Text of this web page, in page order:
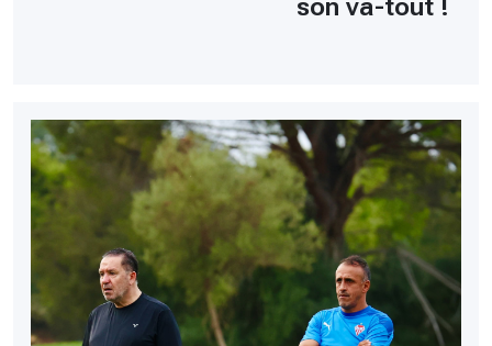
son va-tout !